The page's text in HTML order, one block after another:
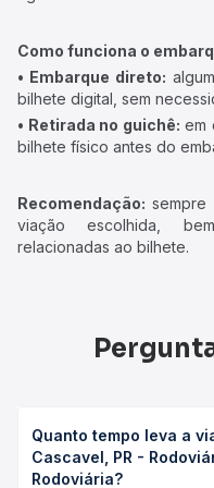
Como funciona o
• Embarque direto:
bilhete digital, sem
• Retirada no guichê: em
bilhete físico antes do
Recomendação: sempre
viação escolhida,
relacionadas ao bilhete.
Quanto tempo leva a
Cascavel, PR -
Rodoviária?